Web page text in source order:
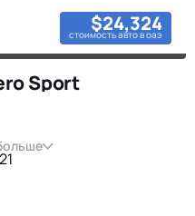
$24,324
стоимость авто в оаэ
Sport